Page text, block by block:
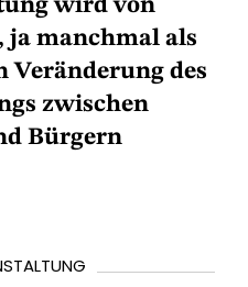
wird von
manchmal als
Veränderung des
zwischen
Bürgern